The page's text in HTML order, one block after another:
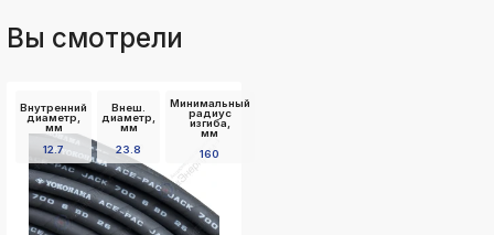
Вы смотрели
Внутренний
диаметр,
мм
12.7
Внеш.
диаметр,
мм
23.8
Минимальный
радиус
изгиба,
мм
160